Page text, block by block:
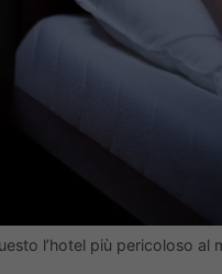
l’hotel più pericoloso